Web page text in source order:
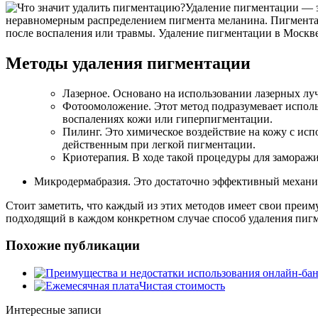
Удаление пигментации —
неравномерным распределением пигмента меланина.
после воспаления или травмы. Удаление пигментации в
Методы удаления пигментации
Лазерное. Основано на использовании лазерных
Фотоомоложение. Этот метод подразумевает
воспалениях кожи или гиперпигментации.
Пилинг. Это химическое воздействие на кожу с
действенным при легкой пигментации.
Криотерапия. В ходе такой процедуры для
Микродермабразия. Это достаточно эффективный
Стоит заметить, что каждый из этих методов имеет свои
подходящий в каждом конкретном случае способ удаления
Похожие публикации
Чистая стоимость
Интересные записи